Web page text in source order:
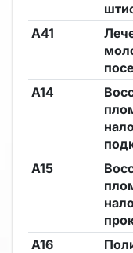
А41
А14
А15
А16